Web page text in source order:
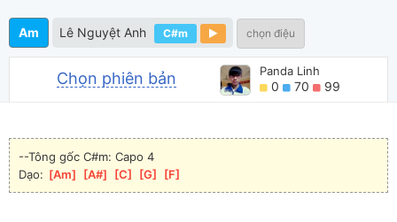
Am Lê Nguyệt Anh C#m chọn điệu
Chọn phiên bản Panda Linh
0 70 99
--Tông gốc C#m: Capo 4
Dạo: [Am [A# [C [G [F